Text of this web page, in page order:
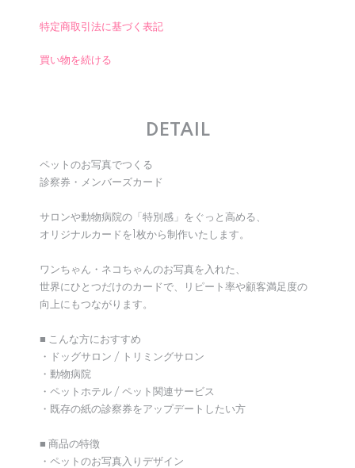
特定商取引法に基づく表記
買い物を続ける
DETAIL
ペットのお写真でつくる
診察券・メンバーズカード
サロンや動物病院の「特別感」をぐっと高める、
オリジナルカードを1枚から制作いたします。
ワンちゃん・ネコちゃんのお写真を入れた、
世界にひとつだけのカードで、リピート率や顧客満足度の
向上にもつながります。
■ こんな方におすすめ
・ドッグサロン / トリミングサロン
・動物病院
・ペットホテル / ペット関連サービス
・既存の紙の診察券をアップデートしたい方
■ 商品の特徴
・ペットのお写真入りデザイン